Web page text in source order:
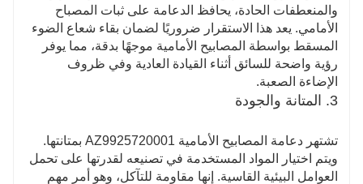
والمنعطفات الحادة، يحافظ الدعامة على ثبات المصباح
الأمامي. يعد هذا الاستقرار ضروريًا لضمان بقاء شعاع الضوء
المسقط بواسطة المصابيح الأمامية موجهًا بدقة، مما يوفر
رؤية واضحة للسائق أثناء القيادة العادية وفي ظروف
الإضاءة الصعبة.
3. المتانة والجودة
تشتهر دعامة المصابيح الأمامية AZ9925720001 بمتانتها.
ويتم اختيار المواد المستخدمة في تصنيعه لقدرتها على تحمل
العوامل البيئية القاسية. إنها مقاومة للتآكل، وهو أمر مهم